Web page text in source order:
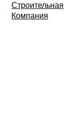
Строительная
Компания